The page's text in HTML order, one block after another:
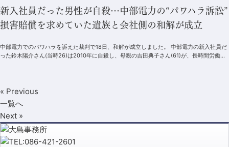
新入社員だった男性が自殺…中部電力の“パワハラ訴訟”
損害賠償を求めていた遺族と会社側の和解が成立
中部電力でのパワハラを訴えた裁判で18日、和解が成立しました。 中部電力の新入社員だ
った鈴木陽介さん(当時26)は2010年に自殺し、母親の吉田典子さん(61)が、長時間労働や
« Previous
一覧へ
Next »